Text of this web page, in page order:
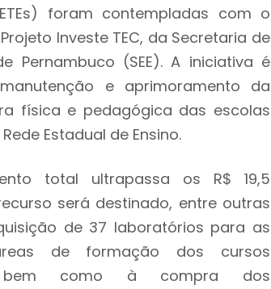
foram contempladas com o
Investe TEC, da Secretaria de
Pernambuco (SEE). A iniciativa é
e aprimoramento da
física e pedagógica das escolas
Estadual de Ensino.
total ultrapassa os R$ 19,5
será destinado, entre outras
de 37 laboratórios para as
de formação dos cursos
bem como à compra dos